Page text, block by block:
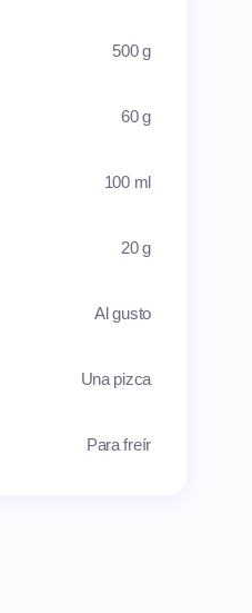
500 g
60 g
100 ml
20 g
Al gusto
Una pizca
Para freír